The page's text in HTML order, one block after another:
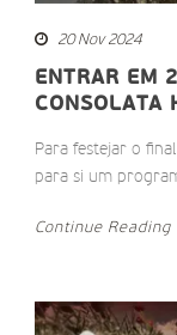
20 Nov 2024
ENTRAR EM
CONSOLATA
Para festejar o
para si um
Continue Reading